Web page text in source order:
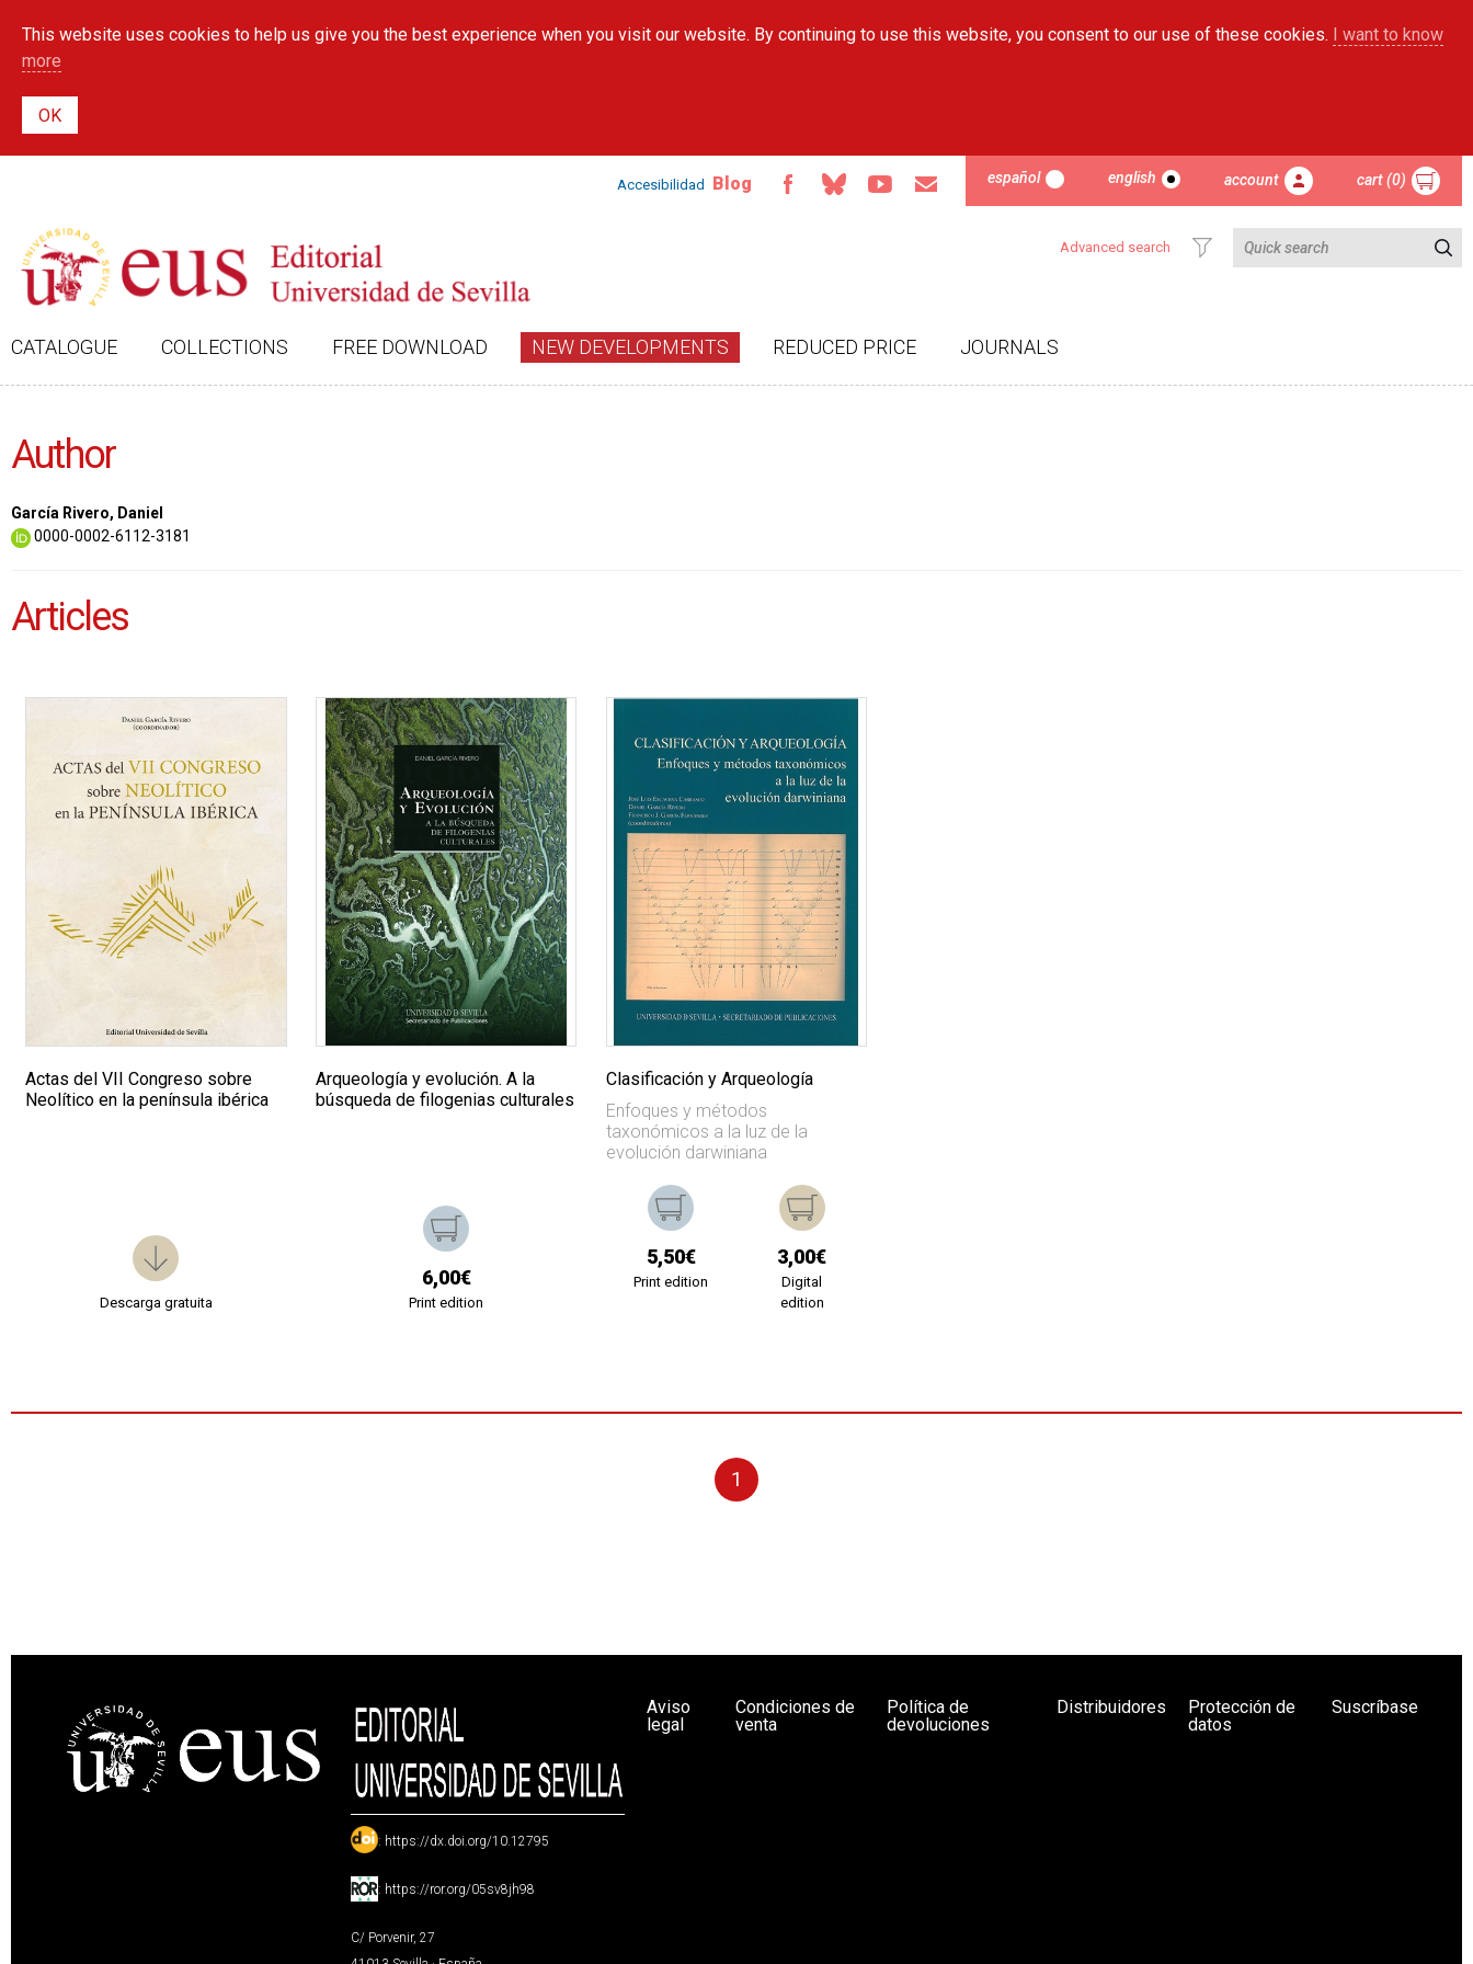
main
This website uses cookies to help us give you the best experience when you visit our website. By continuing to use this website, you consent to our use of these cookies. I want to know
more
Accesibilidad Blog español english account cart (0)
Advanced search
CATALOGUE COLLECTIONS FREE DOWNLOAD NEW DEVELOPMENTS REDUCED PRICE JOURNALS
Author
García Rivero, Daniel
0000-0002-6112-3181
Articles
Actas del VII Congreso sobre
Neolítico en la península ibérica
Descarga gratuita
Arqueología y evolución. A la
búsqueda de filogenias culturales
6,00€
Print edition
Clasificación y Arqueología
Enfoques y métodos
taxonómicos a la luz de la
evolución darwiniana
5,50€
Print edition
3,00€
Digital
edition
1
: https://dx.doi.org/10.12795
: https://ror.org/05sv8jh98
C/ Porvenir, 27
Aviso
legal
Condiciones de
venta
Política de
devoluciones
Distribuidores
Protección de
datos
Suscríbase